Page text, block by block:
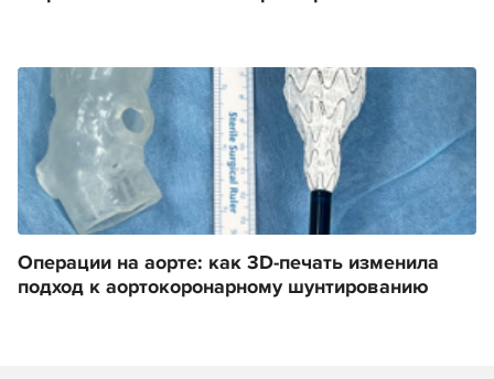
Операции на аорте: как 3D-печать изменила
подход к аортокоронарному шунтированию